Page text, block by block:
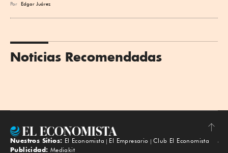
Por Edgar Juárez
Noticias Recomendadas
Subir
Nuestros Sitios: El Economista El Empresario
Club El Economista
Publicidad: Mediakit